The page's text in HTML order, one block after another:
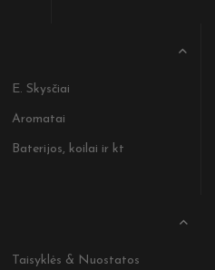
E. Skysčiai
Aromatai
Baterijos, koilai ir kt
Taisyklės & Nuostatos